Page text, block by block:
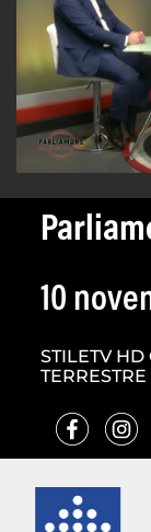
10
STILETV
TERRESTRE